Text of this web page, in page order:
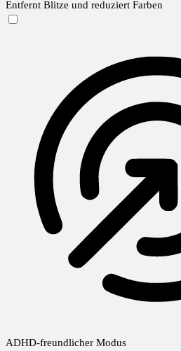
Entfernt Blitze und reduziert Farben
ADHD-freundlicher Modus